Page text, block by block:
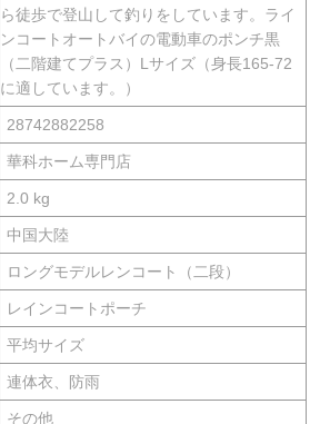
ら徒歩で登山して釣りをしています。ライ
ンコートオートバイの電動車のポンチ黒
（二階建てプラス）Lサイズ（身長165-72
に適しています。）
28742882258
華科ホーム専門店
2.0 kg
中国大陸
ロングモデルレンコート（二段）
レインコートポーチ
平均サイズ
連体衣、防雨
その他